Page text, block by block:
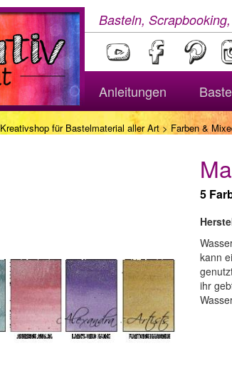
Basteln,
Anleitungen
Kreativshop für Bastelmaterial aller Art> Farben &
5
kann
ihr